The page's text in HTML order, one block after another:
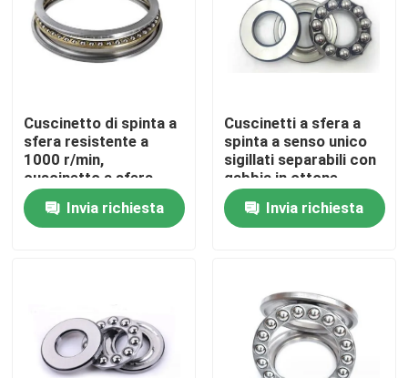
Visita alla fabbrica
Notizie
Casi
cuscinetti a rulli d'allineamento di auto
Cuscinetto di spinta a
sfera resistente a
1000 r/min,
cuscinetto a sfera
sottile multifunzione
Invia richiesta
Cuscinetti a sfera a
spinta a senso unico
sigillati separabili con
gabbia in ottone
Invia richiesta